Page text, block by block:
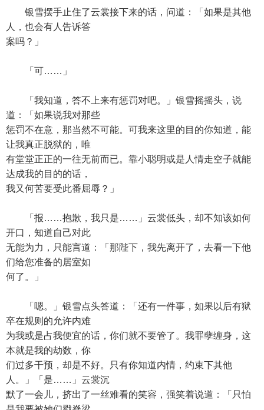
银雪摆手止住了云裳接下来的话，问道：「如果是其他
人，也会有人告诉答
案吗？」
「可……」
「我知道，答不上来有惩罚对吧。」银雪摇摇头，说
道：「如果说我对那些
惩罚不在意，那当然不可能。可我来这里的目的你知道，能
让我真正脱狱的，唯
有堂堂正正的一往无前而已。靠小聪明或是人情走空子就能
达成我的目的的话，
我又何苦要受此番屈辱？」
「报……抱歉，我只是……」云裳低头，却不知该如何
开口，知道自己对此
无能为力，只能言道：「那陛下，我先离开了，去看一下他
们给您准备的居室如
何了。」
「嗯。」银雪点头答道：「还有一件事，如果以后有狱
卒在规则的允许内难
为我或是占我便宜的话，你们就不要管了。我罪孽缠身，这
本就是我的劫数，你
们过多干预，却是不好。只有你知道内情，约束下其他
人。」「是……」云裳沉
默了一会儿，挤出了一丝难看的笑容，强笑着说道：「只怕